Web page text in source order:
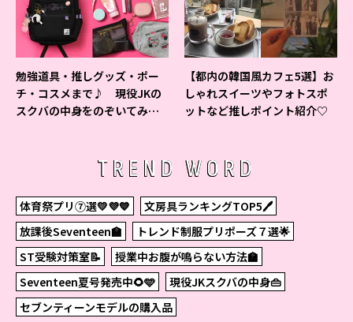
勉強道具・推しグッズ・ポー
チ・コスメまで♪ 現役JKの
スクバの中身をのぞいてみ
【都内の韓国風カフェ5選】お
しゃれスイーツやフォトスポ
ットなど推しポイント紹介♡
TREND WORD
体育祭プリ⑦選💛💜💙
文房具ランキングTOP5🖊
放課後Seventeen🏫
トレンド制服プリポーズ７選🌟
ST受験対策室📝
授業中お腹が鳴らない方法🏫
Seventeen夏号発売中🌻🩵
現役JKスクバの中身👜
セブンティーンモデルの購入品